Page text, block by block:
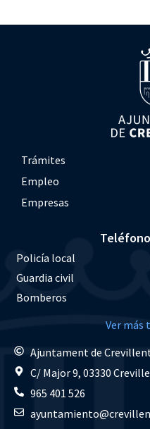
Trámites
Empleo
Empresas
Policía local
Guardia civil
Bomberos
Ver más
Ajuntament de
C/ Major 9, 03330
965 401 526